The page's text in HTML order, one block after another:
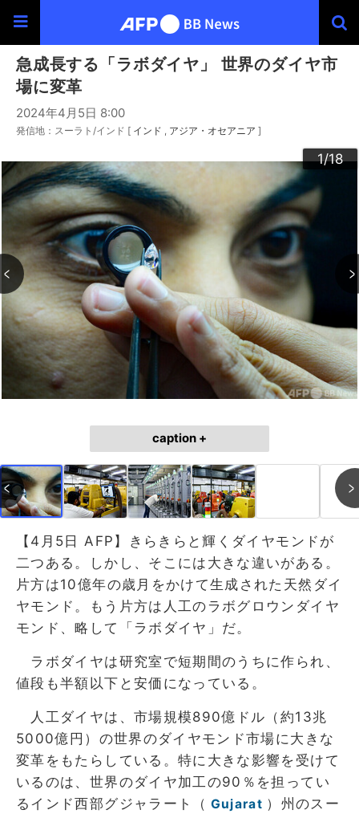
急成長する「ラボダイヤ」 世界のダイヤ市
場に変革
2024年4月5日 8:00
発信地：スーラト/インド [ インド アジア・オセアニア ]
1/18
2/18
3/18
4/18
5/18
6/18
7/18
8/18
9/18
10/18
11/18
12/18
13/18
14/18
15/18
16/18
17/18
18/18
caption +
【4月5日 AFP】きらきらと輝くダイヤモンドが
二つある。しかし、そこには大きな違いがある。
片方は10億年の歳月をかけて生成された天然ダイ
ヤモンド。もう片方は人工のラボグロウンダイヤ
モンド、略して「ラボダイヤ」だ。
ラボダイヤは研究室で短期間のうちに作られ、
値段も半額以下と安価になっている。
人工ダイヤは、市場規模890億ドル（約13兆
5000億円）の世界のダイヤモンド市場に大きな
変革をもたらしている。特に大きな影響を受けて
いるのは、世界のダイヤ加工の90％を担ってい
るインド西部グジャラート（ Gujarat ）州のスー